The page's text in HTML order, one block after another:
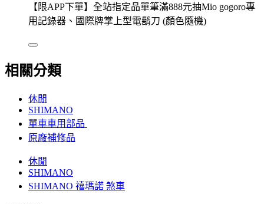
【限APP下單】全站指定品單筆滿888元抽Mio gogoro專
用記錄器、國際牌掌上型電鬍刀 (顏色隨機)
相關分類
休閒
SHIMANO
單車車用部品
原廠補修品
休閒
SHIMANO
SHIMANO 禧瑪諾 煞車